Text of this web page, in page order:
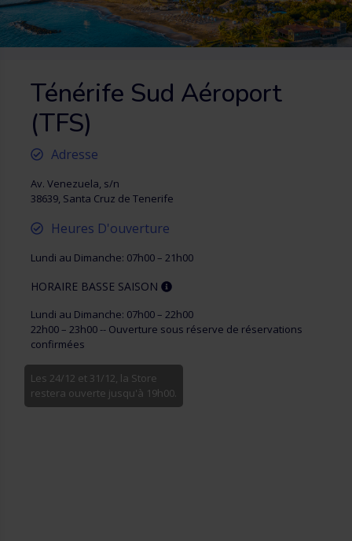
Ténérife Sud Aéroport
(TFS)
Adresse
Av. Venezuela, s/n
38639, Santa Cruz de Tenerife
Heures D'ouverture
Lundi au Dimanche: 07h00 – 21h00
HORAIRE BASSE SAISON
Lundi au Dimanche: 07h00 – 22h00
22h00 – 23h00 -- Ouverture sous réserve de réservations
confirmées
Les 24/12 et 31/12, la Store
restera ouverte jusqu'à 19h00.